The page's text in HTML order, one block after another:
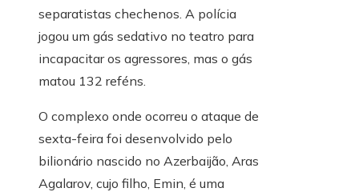
separatistas chechenos. A polícia
jogou um gás sedativo no teatro para
incapacitar os agressores, mas o gás
matou 132 reféns.
O complexo onde ocorreu o ataque de
sexta-feira foi desenvolvido pelo
bilionário nascido no Azerbaijão, Aras
Agalarov, cujo filho, Emin, é uma